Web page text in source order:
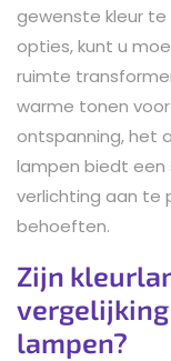
gewenste kleur
opties, kunt u
ruimte
warme tonen
ontspanning, het
lampen biedt een
verlichting aan te
behoeften.
Zijn
lampen?